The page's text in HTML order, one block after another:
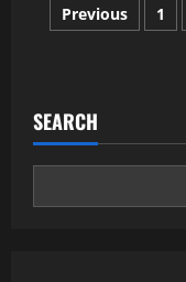
Posts
Previous 1
SEARCH